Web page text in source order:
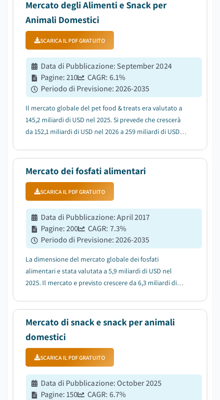
Mercato degli Alimenti e Snack per
Animali Domestici
SCARICA IL PDF GRATUITO
Data di Pubblicazione: September 2024
Pagine:210 CAGR: 6.1%
Periodo di Previsione:2026-2035
Il mercato globale del pet food & treats era valutato a
145,2 miliardi di USD nel 2025. Si prevede che crescerà
da 152,1 miliardi di USD nel 2026 a 259 miliardi di USD
Mercato dei fosfati alimentari
SCARICA IL PDF GRATUITO
Data di Pubblicazione:April 2017
Pagine:200 CAGR: 7.3%
Periodo di Previsione:2026-2035
La dimensione del mercato globale dei fosfati
alimentari e stata valutata a 5,9 miliardi di USD nel
2025. Il mercato e previsto crescere da 6,3 miliardi di
da Global Market Insights Inc....
Mercato di snack e snack per animali
domestici
SCARICA IL PDF GRATUITO
Data di Pubblicazione:October 2025
Pagine:150 CAGR: 6.7%